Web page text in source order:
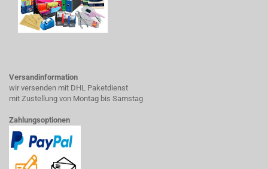
Versandinformation
wir versenden mit DHL Paketdienst
mit Zustellung von Montag bis Samstag
Zahlungsoptionen